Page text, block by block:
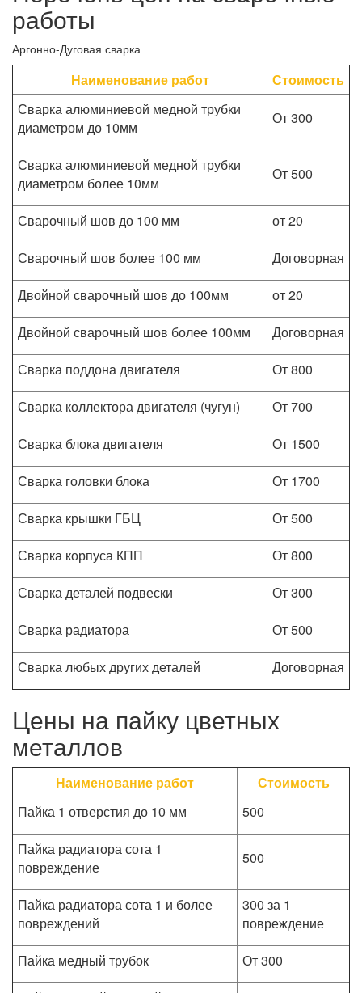
работы
Аргонно-Дуговая сварка
Наименование работ
Стоимость
Сварка алюминиевой медной трубки
диаметром до 10мм
От 300
Сварка алюминиевой медной трубки
диаметром более 10мм
От 500
Сварочный шов до 100 мм
от 20
Сварочный шов более 100 мм
Договорная
Двойной сварочный шов до 100мм
от 20
Двойной сварочный шов более 100мм
Договорная
Сварка поддона двигателя
От 800
Сварка коллектора двигателя (чугун)
От 700
Сварка блока двигателя
От 1500
Сварка головки блока
От 1700
Сварка крышки ГБЦ
От 500
Сварка корпуса КПП
От 800
Сварка деталей подвески
От 300
Сварка радиатора
От 500
Сварка любых других деталей
Договорная
Цены на пайку цветных
металлов
Наименование работ
Стоимость
Пайка 1 отверстия до 10 мм
500
Пайка радиатора сота 1
повреждение
500
Пайка радиатора сота 1 и более
повреждений
300 за 1
повреждение
Пайка медный трубок
От 300